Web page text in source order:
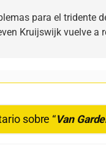
para el tridente
Kruijswijk vuelve a
sobre “Van